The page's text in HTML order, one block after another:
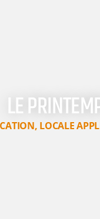
LE
, LOCALE